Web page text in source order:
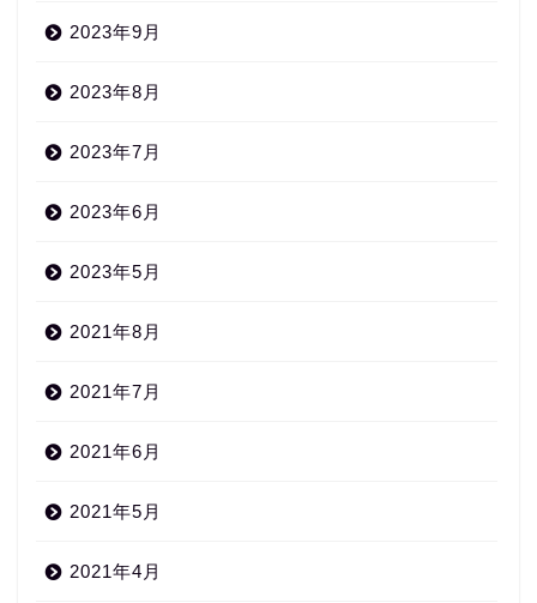
2023年9月
2023年8月
2023年7月
2023年6月
2023年5月
2021年8月
2021年7月
2021年6月
2021年5月
2021年4月